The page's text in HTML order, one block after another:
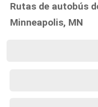
Rutas de autobús
Minneapolis, MN